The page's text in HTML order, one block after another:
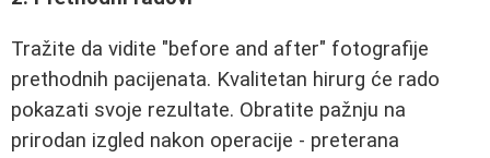
Tražite da vidite "before and after" fotografije
prethodnih pacijenata. Kvalitetan hirurg će rado
pokazati svoje rezultate. Obratite pažnju na
prirodan izgled nakon operacije - preterana